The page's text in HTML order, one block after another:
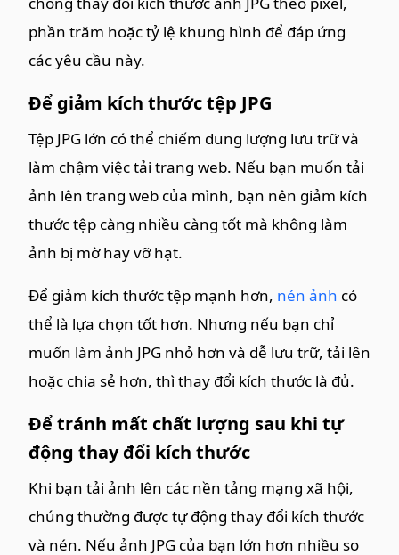
phần trăm hoặc tỷ lệ khung hình để đáp ứng
các yêu cầu này.
Để giảm kích thước tệp JPG
Tệp JPG lớn có thể chiếm dung lượng lưu trữ và
làm chậm việc tải trang web. Nếu bạn muốn tải
ảnh lên trang web của mình, bạn nên giảm kích
thước tệp càng nhiều càng tốt mà không làm
ảnh bị mờ hay vỡ hạt.
Để giảm kích thước tệp mạnh hơn, nén ảnh có
thể là lựa chọn tốt hơn. Nhưng nếu bạn chỉ
muốn làm ảnh JPG nhỏ hơn và dễ lưu trữ, tải lên
hoặc chia sẻ hơn, thì thay đổi kích thước là đủ.
Để tránh mất chất lượng sau khi tự
động thay đổi kích thước
Khi bạn tải ảnh lên các nền tảng mạng xã hội,
chúng thường được tự động thay đổi kích thước
và nén. Nếu ảnh JPG của bạn lớn hơn nhiều so